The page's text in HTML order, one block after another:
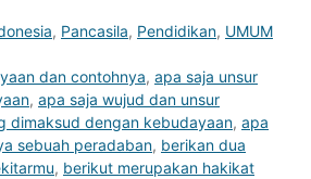
, Pancasila, Pendidikan, UMUM
dan contohnya, apa saja unsur
, apa saja wujud dan unsur
dimaksud dengan kebudayaan, apa
sebuah peradaban, berikan dua
, berikut merupakan hakikat